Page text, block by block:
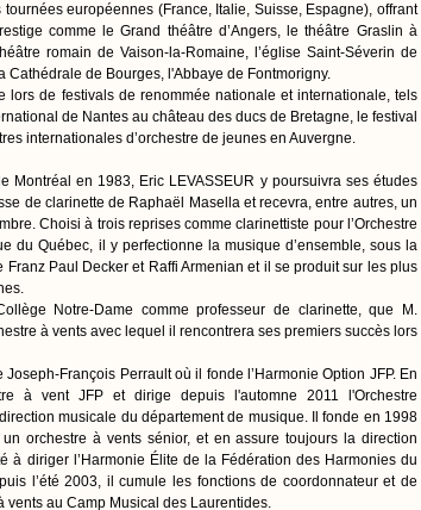
tournées européennes (France, Italie, Suisse, Espagne), offrant
comme le Grand théâtre d’Angers, le théâtre Graslin à
romain de Vaison-la-Romaine, l’église Saint-Séverin de
Cathédrale de Bourges, l'Abbaye de Fontmorigny.
lors de festivals de renommée nationale et internationale, tels
de Nantes au château des ducs de Bretagne, le festival
internationales d’orchestre de jeunes en Auvergne.
Montréal en 1983, Eric LEVASSEUR y poursuivra ses études
de clarinette de Raphaël Masella et recevra, entre autres, un
Choisi à trois reprises comme clarinettiste pour l’Orchestre
du Québec, il y perfectionne la musique d’ensemble, sous la
Paul Decker et Raffi Armenian et il se produit sur les plus
Notre-Dame comme professeur de clarinette, que M.
à vents avec lequel il rencontrera ses premiers succès lors
Joseph-François Perrault où il fonde l’Harmonie Option JFP. En
à vent JFP et dirige depuis l'automne 2011 l'Orchestre
musicale du département de musique. Il fonde en 1998
orchestre à vents sénior, et en assure toujours la direction
à diriger l’Harmonie Élite de la Fédération des Harmonies du
l’été 2003, il cumule les fonctions de coordonnateur et de
vents au Camp Musical des Laurentides.